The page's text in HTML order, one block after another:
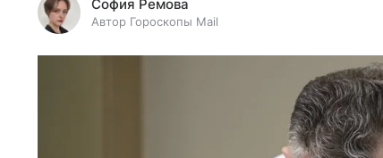
София Ремова
Автор Гороскопы Mail